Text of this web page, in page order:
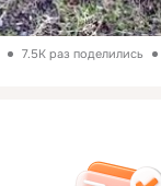
7.5K раз поделились